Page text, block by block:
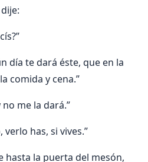
día te dará éste, que en la
comida y cena.”
me la dará.”
verlo has, si vives.”
hasta la puerta del mesón,